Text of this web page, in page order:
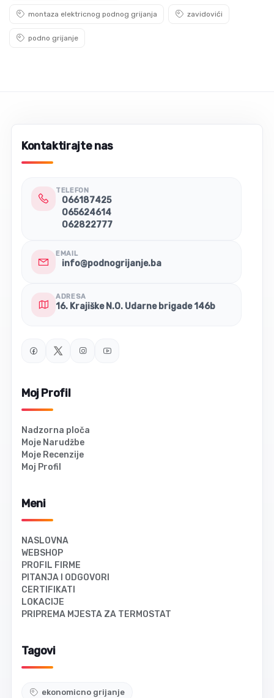
montaza elektricnog podnog grijanja zavidovići
podno grijanje
Kontaktirajte nas
TELEFON
066187425
065624614
062822777
EMAIL
info@podnogrijanje.ba
ADRESA
16. Krajiške N.O. Udarne brigade 146b
Moj Profil
Nadzorna ploča
Moje Narudžbe
Moje Recenzije
Moj Profil
Meni
NASLOVNA
WEBSHOP
PROFIL FIRME
PITANJA I ODGOVORI
CERTIFIKATI
LOKACIJE
PRIPREMA MJESTA ZA TERMOSTAT
Tagovi
ekonomicno grijanje